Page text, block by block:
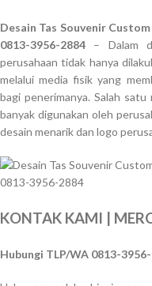
Desain Tas Souvenir
0813-3956-2884 – Dalam
perusahaan tidak hanya
melalui media fisik yang
bagi penerimanya. Salah
banyak digunakan oleh
desain menarik dan logo
KONTAK KAMI |
Hubungi TLP/WA 0813-